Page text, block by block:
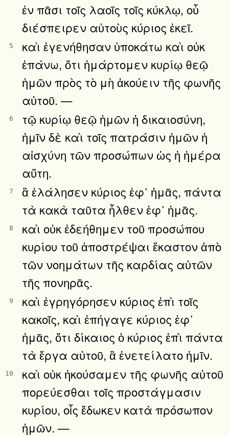
ἐν πᾶσι τοῖς λαοῖς τοῖς κύκλῳ, οὗ
διέσπειρεν αὐτοὺς κύριος ἐκεῖ.
5
καὶ ἐγενήθησαν ὑποκάτω καὶ οὐκ
ἐπάνω, ὅτι ἡμάρτομεν κυρίῳ θεῷ
ἡμῶν πρὸς τὸ μὴ ἀκούειν τῆς φωνῆς
αὐτοῦ. —
6
τῷ κυρίῳ θεῷ ἡμῶν ἡ δικαιοσύνη,
ἡμῖν δὲ καὶ τοῖς πατράσιν ἡμῶν ἡ
αἰσχύνη τῶν προσώπων ὡς ἡ ἡμέρα
αὕτη.
7
ἃ ἐλάλησεν κύριος ἐφ᾿ ἡμᾶς, πάντα
τὰ κακὰ ταῦτα ἦλθεν ἐφ᾿ ἡμᾶς.
8
καὶ οὐκ ἐδεήθημεν τοῦ προσώπου
κυρίου τοῦ ἀποστρέψαι ἕκαστον ἀπὸ
τῶν νοημάτων τῆς καρδίας αὐτῶν
τῆς πονηρᾶς.
9
καὶ ἐγρηγόρησεν κύριος ἐπὶ τοῖς
κακοῖς, καὶ ἐπήγαγε κύριος ἐφ᾿
ἡμᾶς, ὅτι δίκαιος ὁ κύριος ἐπὶ πάντα
τὰ ἔργα αὐτοῦ, ἃ ἐνετείλατο ἡμῖν.
10
καὶ οὐκ ἠκούσαμεν τῆς φωνῆς αὐτοῦ
πορεύεσθαι τοῖς προστάγμασιν
κυρίου, οἷς ἔδωκεν κατὰ πρόσωπον
ἡμῶν. —